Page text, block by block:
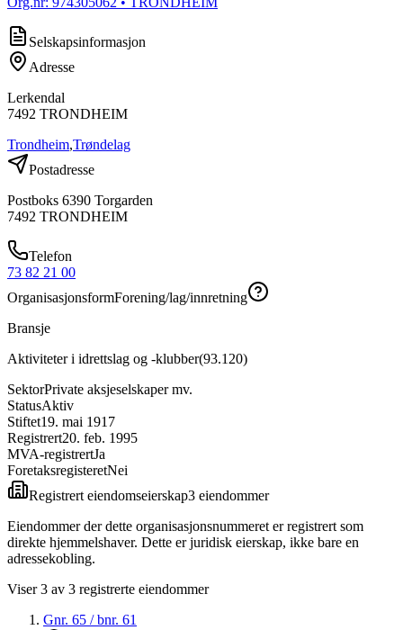
Selskapsinformasjon
Adresse
Lerkendal
7492 TRONDHEIM
Trondheim,Trøndelag
Postadresse
Postboks 6390 Torgarden
7492 TRONDHEIM
Telefon
73 82 21 00
OrganisasjonsformForening/lag/innretning
Bransje
Aktiviteter i idrettslag og -klubber(93.120)
SektorPrivate aksjeselskaper mv.
StatusAktiv
Stiftet19. mai 1917
Registrert20. feb. 1995
MVA-registrertJa
ForetaksregisteretNei
Registrert eiendomseierskap3 eiendommer
Eiendommer der dette organisasjonsnummeret er registrert som
direkte hjemmelshaver. Dette er juridisk eierskap, ikke bare en
adressekobling.
Viser3 av 3 registrerte eiendommer
Gnr. 65 / bnr. 61